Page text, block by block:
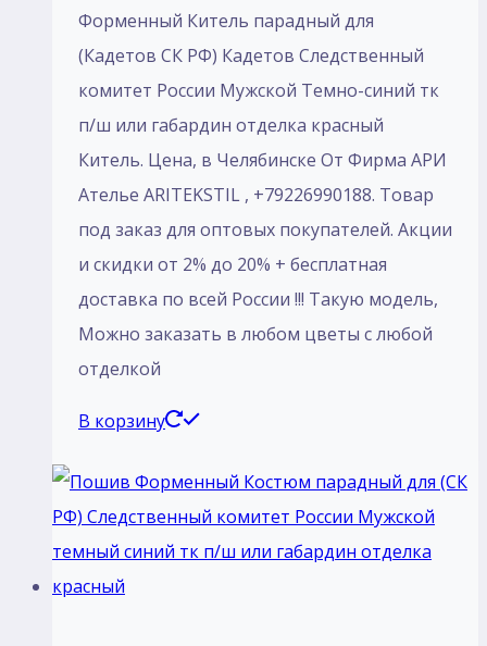
Форменный Китель парадный для
(Кадетов СК РФ) Кадетов Следственный
комитет России Мужской Темно-синий тк
п/ш или габардин отделка красный
Китель. Цена, в Челябинске От Фирма АРИ
Ателье ARITEKSTIL , +79226990188. Товар
под заказ для оптовых покупателей. Акции
и скидки от 2% до 20% + бесплатная
доставка по всей России !!! Такую модель,
Mожно заказать в любом цветы с любой
отделкой
В корзину